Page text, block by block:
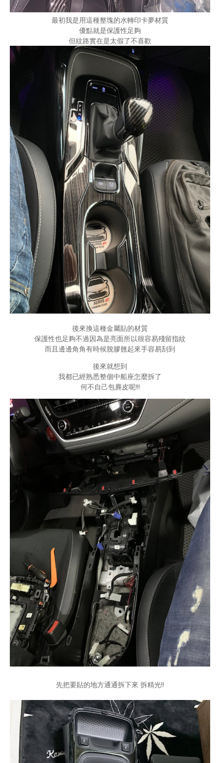
最初我是用這種整塊的水轉印卡夢材質
優點就是保護性足夠
但紋路實在是太假了不喜歡
後來換這種金屬貼的材質
保護性也足夠不過因為是亮面所以很容易殘留指紋
而且邊邊角角有時候脫膠翹起來手容易刮到
後來就想到
我都已經熟悉整個中船座怎麼拆了
何不自己包麂皮呢!!!
先把要貼的地方通通拆下來 拆精光!!